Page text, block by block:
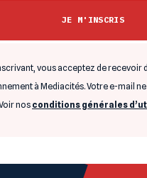
vous acceptez de recevoir
à Mediacités. Votre e-mail
nos conditions générales